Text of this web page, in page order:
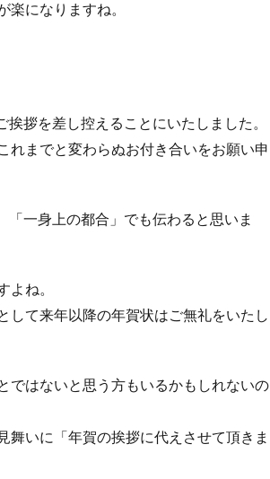
になりますね。
拶を差し控えることにいたしました。
れまでと変わらぬお付き合いをお願い申
一身上の都合」でも伝わると思いま
ね。
して来年以降の年賀状はご無礼をいたし
ではないと思う方もいるかもしれないの
舞いに「年賀の挨拶に代えさせて頂きま